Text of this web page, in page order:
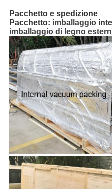
Pacchetto e spedizione
Pacchetto: imballaggio
imballaggio di legno